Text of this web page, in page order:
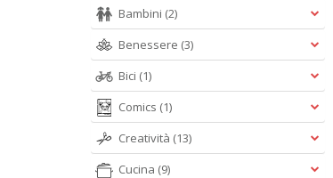
Bambini (2)
Benessere (3)
Bici (1)
Comics (1)
Creatività (13)
Cucina (9)